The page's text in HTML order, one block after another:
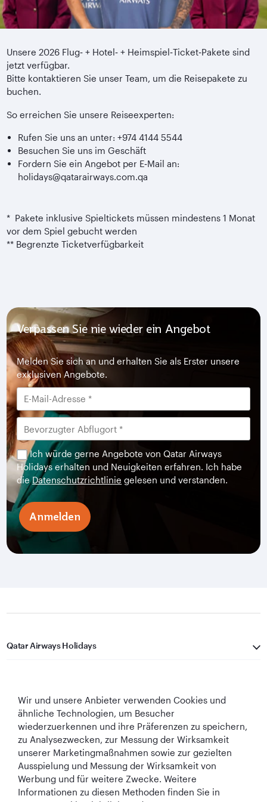
Unsere 2026 Flug‑ + Hotel‑ + Heimspiel‑Ticket‑Pakete sind
jetzt verfügbar.
Bitte kontaktieren Sie unser Team, um die Reisepakete zu
buchen.
So erreichen Sie unsere Reiseexperten:
Rufen Sie uns an unter: +974 4144 5544
Besuchen Sie uns im Geschäft
Fordern Sie ein Angebot per E‑Mail an:
holidays@qatarairways.com.qa
* Pakete inklusive Spieltickets müssen mindestens 1 Monat
vor dem Spiel gebucht werden
** Begrenzte Ticketverfügbarkeit
Verpassen Sie nie wieder ein Angebot
Melden Sie sich an und erhalten Sie als Erster unsere
exklusiven Angebote.
Ich würde gerne Angebote von Qatar Airways
Holidays erhalten und Neuigkeiten erfahren. Ich habe
dieDatenschutzrichtlinie gelesen und verstanden.
Anmelden
Qatar Airways Holidays
In Verbindung bleiben
World's Best World's Best
Wir und unsere Anbieter verwenden Cookies und
ähnliche Technologien, um Besucher
wiederzuerkennen und ihre Präferenzen zu speichern,
zu Analysezwecken, zur Messung der Wirksamkeit
unserer Marketingmaßnahmen sowie zur gezielten
Ausspielung und Messung der Wirksamkeit von
Werbung und für weitere Zwecke. Weitere
Informationen zu diesen Methoden finden Sie in